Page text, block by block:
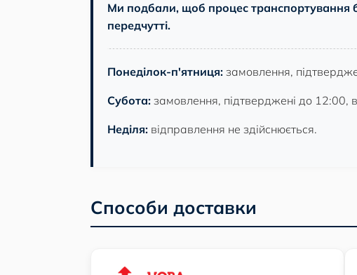
Ми подбали, щоб процес транспортування
передчутті.
Понеділок-п'ятниця: замовлення,
Субота: замовлення, підтверджені до 12:00,
Неділя: відправлення не здійснюється.
Способи доставки